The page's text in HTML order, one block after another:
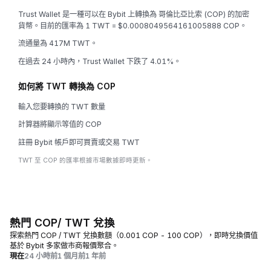
Trust Wallet 是一種可以在 Bybit 上轉換為 哥倫比亞比索 (COP) 的加密
貨幣。目前的匯率為 1 TWT = $0.0008049564161005888 COP。
流通量為 417M TWT。
在過去 24 小時內，Trust Wallet 下跌了 4.01%。
如何將 TWT 轉換為 COP
輸入您要轉換的 TWT 數量
計算器將顯示等值的 COP
註冊 Bybit 帳戶即可買賣或交易 TWT
TWT 至 COP 的匯率根據市場數據即時更新。
熱門 COP/ TWT 兌換
探索熱門 COP / TWT 兌換數額（0.001 COP - 100 COP），即時兌換價值
基於 Bybit 多家做市商報價聚合。
現在24 小時前1 個月前1 年前